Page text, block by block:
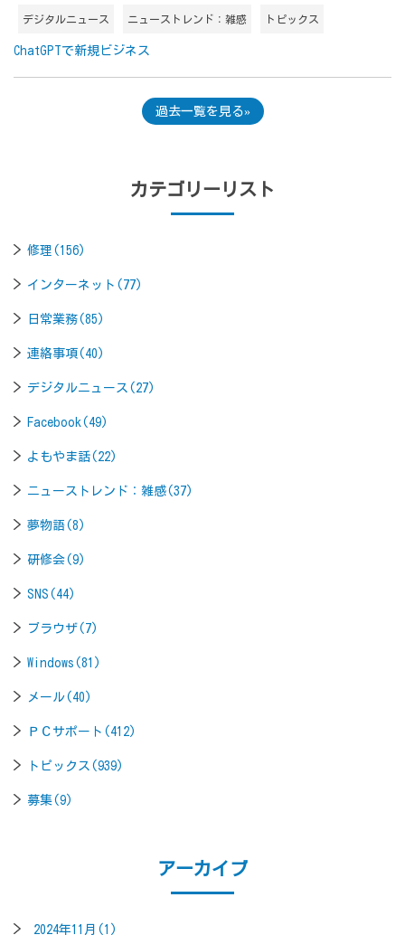
デジタルニュース ニューストレンド：雑感 トピックス
ChatGPTで新規ビジネス
過去一覧を見る
カテゴリーリスト
修理(156)
インターネット(77)
日常業務(85)
連絡事項(40)
デジタルニュース(27)
Facebook(49)
よもやま話(22)
ニューストレンド：雑感(37)
夢物語(8)
研修会(9)
SNS(44)
ブラウザ(7)
Windows(81)
メール(40)
ＰＣサポート(412)
トピックス(939)
募集(9)
アーカイブ
2024年11月(1)